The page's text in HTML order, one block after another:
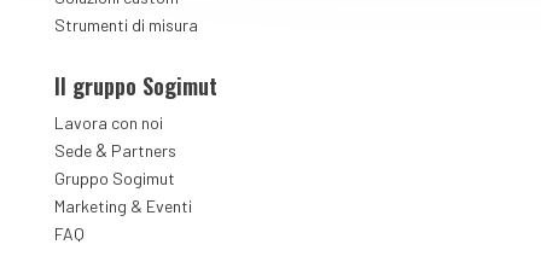
Strumenti di misura
Il gruppo Sogimut
Lavora con noi
Sede& Partners
Gruppo Sogimut
Marketing & Eventi
FAQ